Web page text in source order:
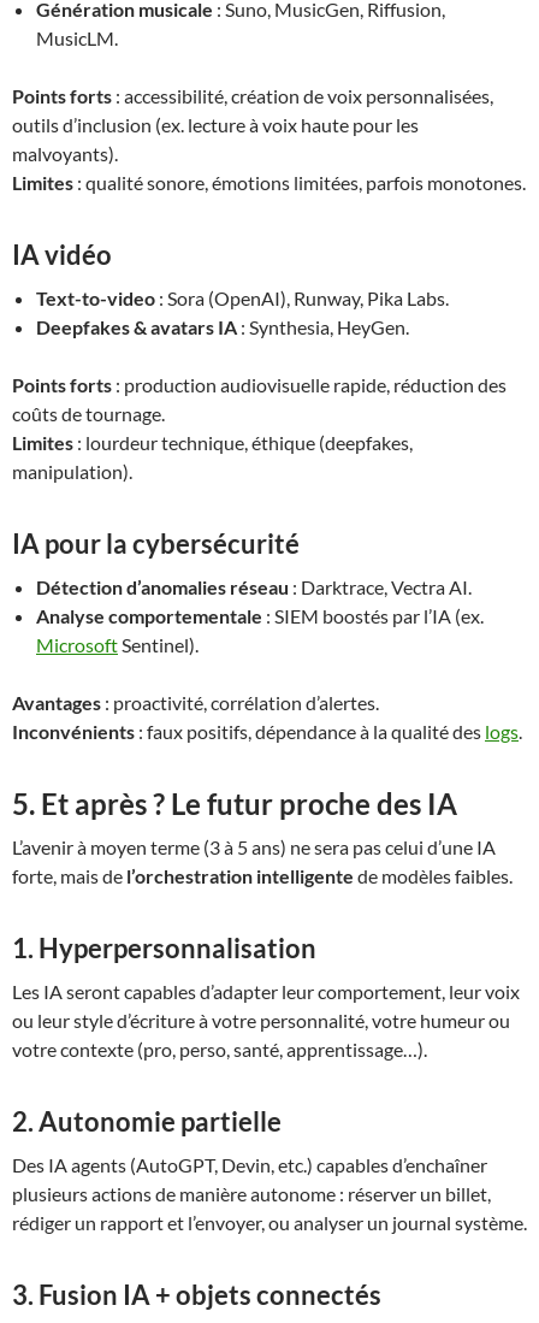
Génération musicale : Suno, MusicGen, Riffusion,
MusicLM.
Points forts : accessibilité, création de voix personnalisées,
outils d’inclusion (ex. lecture à voix haute pour les
malvoyants).
Limites : qualité sonore, émotions limitées, parfois monotones.
IA vidéo
Text-to-video : Sora (OpenAI), Runway, Pika Labs.
Deepfakes & avatars IA : Synthesia, HeyGen.
Points forts : production audiovisuelle rapide, réduction des
coûts de tournage.
Limites : lourdeur technique, éthique (deepfakes,
manipulation).
IA pour la cybersécurité
Détection d’anomalies réseau : Darktrace, Vectra AI.
Analyse comportementale : SIEM boostés par l’IA (ex.
MicrosoftSentinel).
Avantages : proactivité, corrélation d’alertes.
Inconvénients : faux positifs, dépendance à la qualité des logs.
5. Et après ? Le futur proche des IA
L’avenir à moyen terme (3 à 5 ans) ne sera pas celui d’une IA
forte, mais de l’orchestration intelligente de modèles faibles.
1. Hyperpersonnalisation
Les IA seront capables d’adapter leur comportement, leur voix
ou leur style d’écriture à votre personnalité, votre humeur ou
votre contexte (pro, perso, santé, apprentissage…).
2.Autonomie partielle
Des IA agents (AutoGPT, Devin, etc.) capables d’enchaîner
plusieurs actions de manière autonome : réserver un billet,
rédiger un rapport et l’envoyer, ou analyser un journal système.
3. Fusion IA + objets connectés